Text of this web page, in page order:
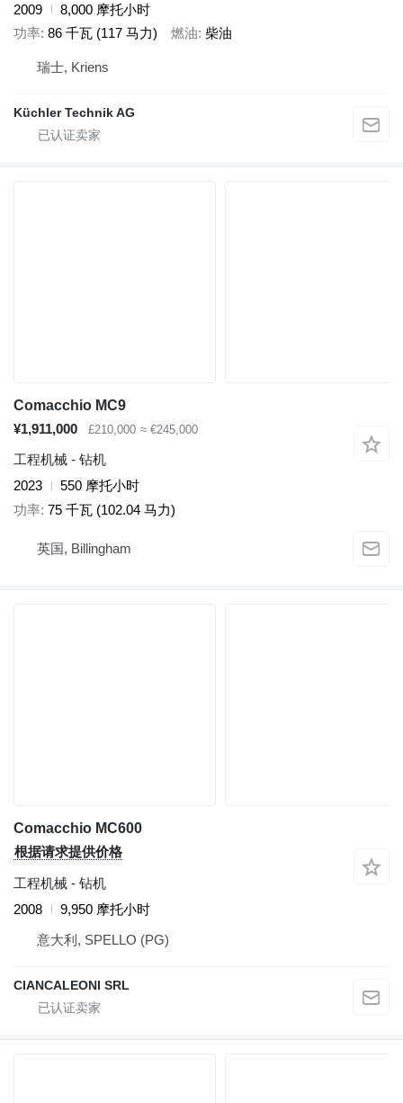
2009
8,000 摩托小时
功率 86 千瓦 (117 马力) 燃油 柴油
瑞士, Kriens
Küchler Technik AG
Comacchio MC9
¥1,911,000
£210,000 ≈ €245,000
工程机械 - 钻机
2023
550 摩托小时
功率 75 千瓦 (102.04 马力)
英国, Billingham
Comacchio MC600
根据请求提供价格
工程机械 - 钻机
2008
9,950 摩托小时
意大利, SPELLO (PG)
CIANCALEONI SRL